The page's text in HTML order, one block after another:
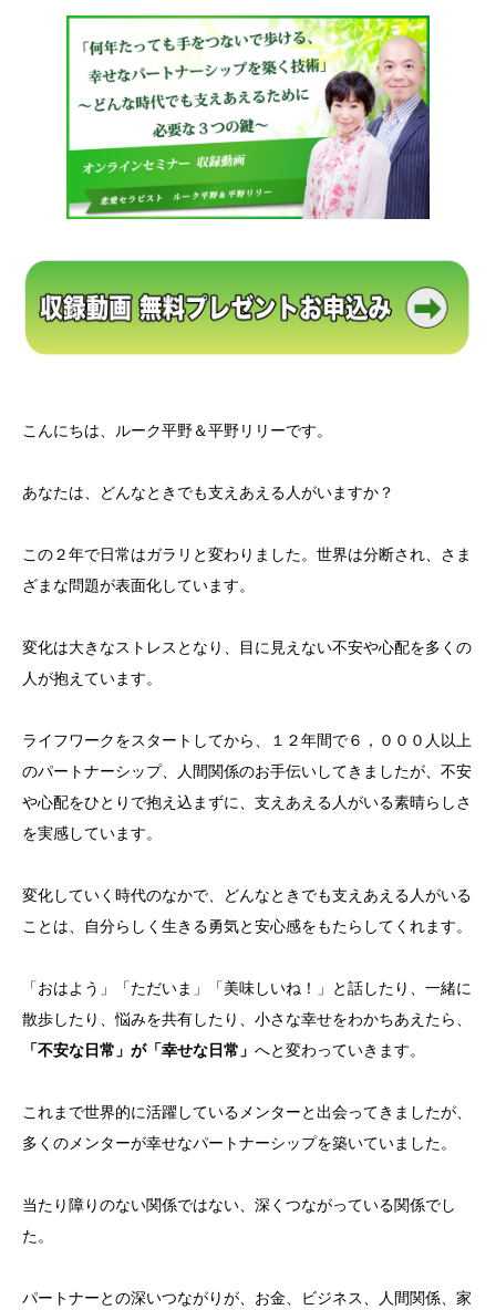
こんにちは、ルーク平野＆平野リリーです。
あなたは、どんなときでも支えあえる人がいますか？
この２年で日常はガラリと変わりました。世界は分断され、さま
ざまな問題が表面化しています。
変化は大きなストレスとなり、目に見えない不安や心配を多くの
人が抱えています。
ライフワークをスタートしてから、１２年間で６，０００人以上
のパートナーシップ、人間関係のお手伝いしてきましたが、不安
や心配をひとりで抱え込まずに、支えあえる人がいる素晴らしさ
を実感しています。
変化していく時代のなかで、どんなときでも支えあえる人がいる
ことは、自分らしく生きる勇気と安心感をもたらしてくれます。
「おはよう」「ただいま」「美味しいね！」と話したり、一緒に
散歩したり、悩みを共有したり、小さな幸せをわかちあえたら、
「不安な日常」が「幸せな日常」 へと変わっていきます。
これまで世界的に活躍しているメンターと出会ってきましたが、
多くのメンターが幸せなパートナーシップを築いていました。
当たり障りのない関係ではない、深くつながっている関係でし
た。
パートナーとの深いつながりが、お金、ビジネス、人間関係、家